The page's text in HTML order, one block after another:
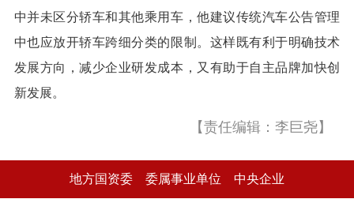
中并未区分轿车和其他乘用车，他建议传统汽车公告管理
中也应放开轿车跨细分类的限制。这样既有利于明确技术
发展方向，减少企业研发成本，又有助于自主品牌加快创
新发展。
【责任编辑：李巨尧】
地方国资委 委属事业单位 中央企业